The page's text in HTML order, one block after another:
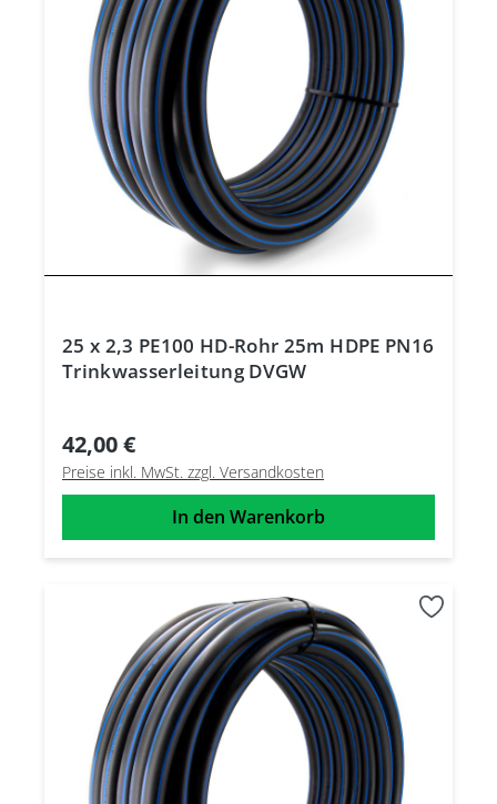
25 x 2,3 PE100 HD-Rohr 25m HDPE PN16
Trinkwasserleitung DVGW
42,00 €
Preise inkl. MwSt. zzgl. Versandkosten
In den Warenkorb